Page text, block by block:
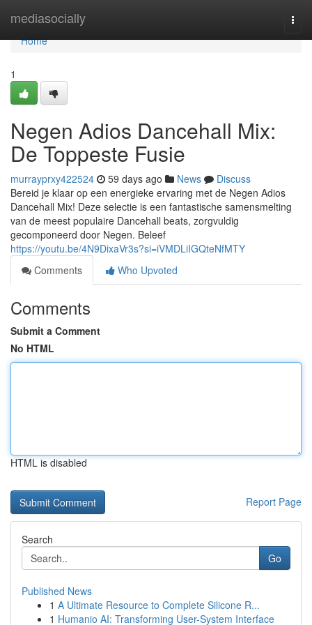
mediasocially
Home
Home
1
Negen Adios Dancehall Mix:
De Toppeste Fusie
murrayprxy422524 59 days ago News
Discuss
Bereid je klaar op een energieke ervaring met de Negen Adios
Dancehall Mix! Deze selectie is een fantastische samensmelting
van de meest populaire Dancehall beats, zorgvuldig
gecomponeerd door Negen. Beleef
https://youtu.be/4N9DixaVr3s?si=iVMDLiIGQteNfMTY
Comments
Who Upvoted
Comments
Submit a Comment
No HTML
HTML is disabled
Report Page
Search
Go
Published News
1 A Ultimate Resource to Complete Silicone R...
1 Humanio AI: Transforming User-System Interface